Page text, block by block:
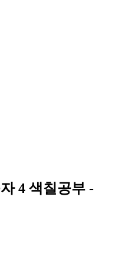
4 색칠공부 -